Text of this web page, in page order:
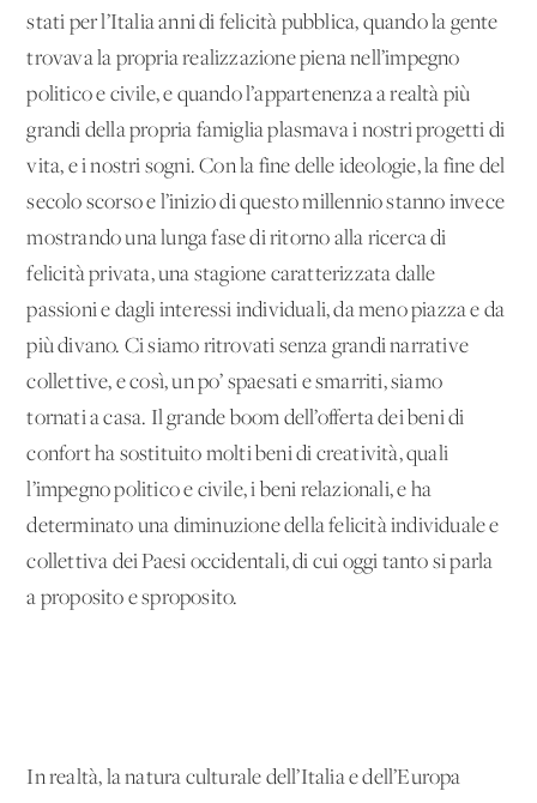
stati per l’Italia anni di felicità pubblica, quando la gente
trovava la propria realizzazione piena nell’impegno
politico e civile, e quando l’appartenenza a realtà più
grandi della propria famiglia plasmava i nostri progetti di
vita, e i nostri sogni. Con la fine delle ideologie, la fine del
secolo scorso e l’inizio di questo millennio stanno invece
mostrando una lunga fase di ritorno alla ricerca di
felicità privata, una stagione caratterizzata dalle
passioni e dagli interessi individuali, da meno piazza e da
più divano. Ci siamo ritrovati senza grandi narrative
collettive, e così, un po’ spaesati e smarriti, siamo
tornati a casa. Il grande boom dell’offerta dei beni di
confort ha sostituito molti beni di creatività, quali
l’impegno politico e civile, i beni relazionali, e ha
determinato una diminuzione della felicità individuale e
collettiva dei Paesi occidentali, di cui oggi tanto si parla
a proposito e sproposito.
In realtà, la natura culturale dell’Italia e dell’Europa